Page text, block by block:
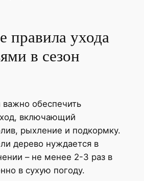
правила ухода
в сезон
важно обеспечить
включающий
рыхление и подкормку.
дерево нуждается в
– не менее 2-3 раз в
в сухую погоду.